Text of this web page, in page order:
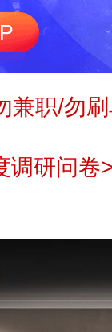
兼职/勿
调研问卷